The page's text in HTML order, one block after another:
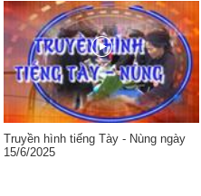
Truyền hình tiếng Tày - Nùng ngày
15/6/2025